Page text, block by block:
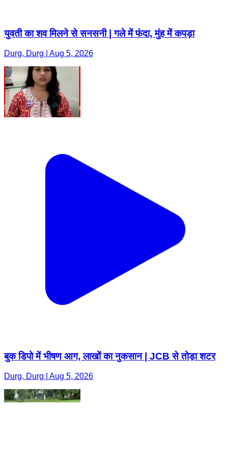
युवती का शव मिलने से सनसनी | गले में फंदा, मुंह में कपड़ा
Durg, Durg | Aug 5, 2026
बुक डिपो में भीषण आग, लाखों का नुकसान | JCB से तोड़ा शटर
Durg, Durg | Aug 5, 2026